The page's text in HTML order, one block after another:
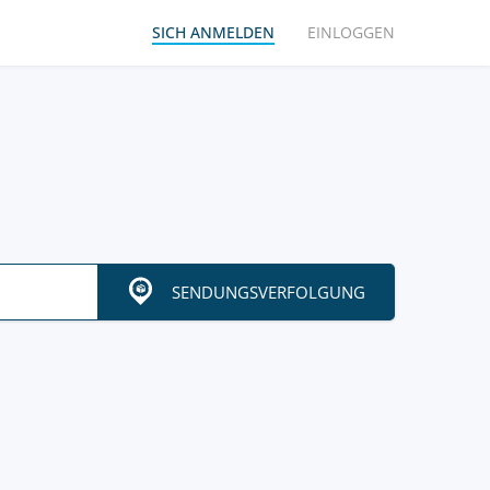
SICH ANMELDEN EINLOGGEN
SENDUNGSVERFOLGUNG